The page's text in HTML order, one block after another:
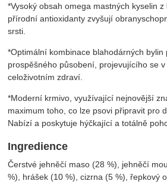
*Vysoký obsah omega mastných kyselin
přírodní antioxidanty zvyšují
srsti.
*Optimální kombinace blahodárných bylin
prospěšného působení, projevujícího se
celoživotním zdraví.
*Moderní krmivo, využívající nejnovější
maximum toho, co lze psovi připravit pro
Nabízí a poskytuje hýčkající a totálně
Ingredience
Čerstvé jehněčí maso (28 %), jehněčí
%), hrášek (10 %), cizrna (5 %), řepkový